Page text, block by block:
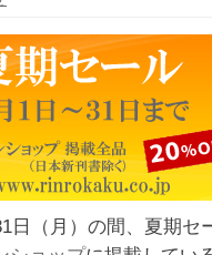
日（月）の間、夏期セ